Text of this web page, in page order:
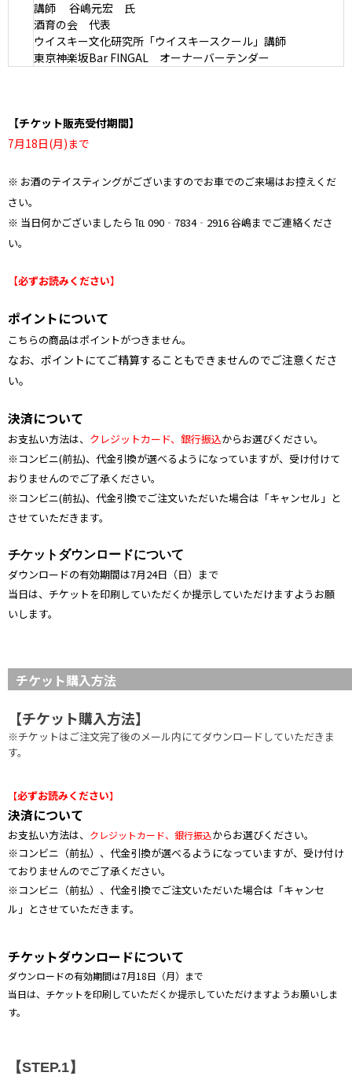
講師 谷嶋元宏 氏
酒育の会 代表
ウイスキー文化研究所「ウイスキースクール」講師
東京神楽坂Bar FINGAL オーナーバーテンダー
【チケット販売受付期間】
7月18日(月)まで
※ お酒のテイスティングがございますのでお車でのご来場はお控えくだ
さい。
※ 当日何かございましたら ℡ 090‐7834‐2916 谷嶋までご連絡くださ
い。
【必ずお読みください】
ポイントについて
こちらの商品はポイントがつきません。
なお、ポイントにてご精算することもできませんのでご注意くださ
い。
決済について
お支払い方法は、 クレジットカード、銀行振込からお選びください。
※コンビニ(前払)、代金引換が選べるようになっていますが、受け付けて
おりませんのでご了承ください。
※ コンビニ(前払)、 代金引換でご注文いただいた場合は「キャンセル」と
させていただきます。
チケットダウンロードについて
ダウンロードの有効期間は7月24日（日）まで
当日は、チケットを印刷していただくか提示していただけますようお願
いします。
チケット購入方法
【チケット購入方法】
※チケットはご注文完了後のメール内にてダウンロードしていただきま
す。
【必ずお読みください】
決済について
お支払い方法は、 クレジットカード、銀行振込からお選びください。
※コンビニ（前払）、代金引換が選べるようになっていますが、受け付け
ておりませんのでご了承ください。
※ コンビニ（前払）、 代金引換でご注文いただいた場合は「キャンセ
ル」とさせていただきます。
チケットダウンロードについて
ダウンロードの有効期間は7月18日（月）まで
当日は、チケットを印刷していただくか提示していただけますようお願いしま
す。
【STEP.1】